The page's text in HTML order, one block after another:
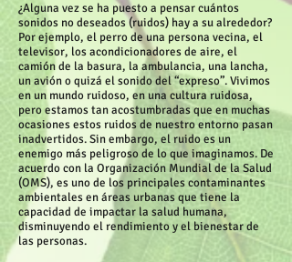
¿Alguna vez se ha puesto a pensar cuántos
sonidos no deseados (ruidos) hay a su alrededor?
Por ejemplo, el perro de una persona vecina, el
televisor, los acondicionadores de aire, el
camión de la basura, la ambulancia, una lancha,
un avión o quizá el sonido del “expreso”. Vivimos
en un mundo ruidoso, en una cultura ruidosa,
pero estamos tan acostumbradas que en muchas
ocasiones estos ruidos de nuestro entorno pasan
inadvertidos. Sin embargo, el ruido es un
enemigo más peligroso de lo que imaginamos. De
acuerdo con la Organización Mundial de la Salud
(OMS), es uno de los principales contaminantes
ambientales en áreas urbanas que tiene la
capacidad de impactar la salud humana,
disminuyendo el rendimiento y el bienestar de
las personas.